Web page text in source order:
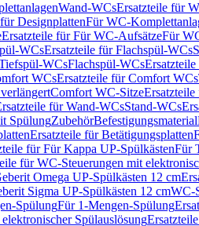
Wand-WCsErsatzteile für
DesignplattenFür WC-
Ersatzteile für Für WC-AufsätzeFür
WCsErsatzteile für Flachspül-WCs
WCsFlachspül-WCs
WCsErsatzteile für Comfort WCs
Comfort WC-Sitze
für Wand-WCsStand-WCs
SpülungZubehörBefestigungsmaterial
Ersatzteile für Betätigungsplatten
für Für Kappa UP-SpülkästenFür
für WC-Steuerungen mit
Omega UP-Spülkästen 12 cm
Sigma UP-Spülkästen 12 cmWC-
SpülungFür 1-Mengen-Spülung
Spülauslösung